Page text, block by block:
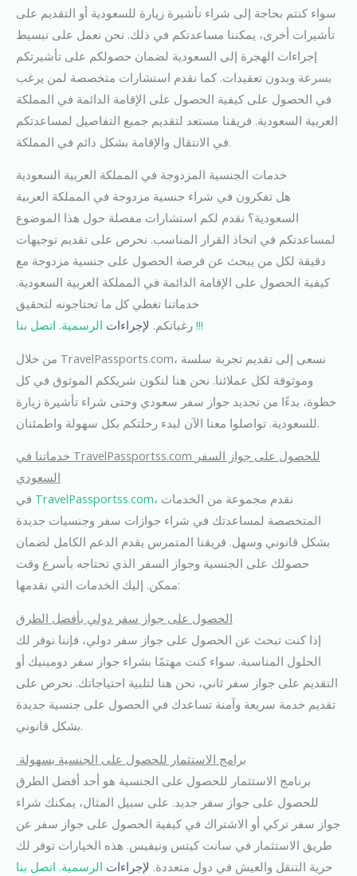
سواء كنتم بحاجة إلى شراء تأشيرة زيارة للسعودية أو التقديم على
تأشيرات أخرى، يمكننا مساعدتكم في ذلك. نحن نعمل على تبسيط
إجراءات الهجرة إلى السعودية لضمان حصولكم على تأشيرتكم
بسرعة وبدون تعقيدات. كما نقدم استشارات متخصصة لمن يرغب
في الحصول على كيفية الحصول على الإقامة الدائمة في المملكة
العربية السعودية. فريقنا مستعد لتقديم جميع التفاصيل لمساعدتكم
في الانتقال والإقامة بشكل دائم في المملكة.
خدمات الجنسية المزدوجة في المملكة العربية السعودية
هل تفكرون في شراء جنسية مزدوجة في المملكة العربية
السعودية؟ نقدم لكم استشارات مفصلة حول هذا الموضوع
لمساعدتكم في اتخاذ القرار المناسب. نحرص على تقديم توجيهات
دقيقة لكل من يبحث عن فرصة الحصول على جنسية مزدوجة مع
كيفية الحصول على الإقامة الدائمة في المملكة العربية السعودية.
خدماتنا تغطي كل ما تحتاجونه لتحقيق
رغباتكم. لإجراءات الرسمية. اتصل بنا !!!
من خلال TravelPassports.com، نسعى إلى تقديم تجربة سلسة
وموثوقة لكل عملائنا. نحن هنا لنكون شريككم الموثوق في كل
خطوة، بدءًا من تجديد جواز سفر سعودي وحتى شراء تأشيرة زيارة
للسعودية. تواصلوا معنا الآن لبدء رحلتكم بكل سهولة واطمئنان.
خدماتنا في TravelPassportss.com للحصول على جواز السفر
السعودي
TravelPassportss.com، نقدم مجموعة من الخدمات
المتخصصة لمساعدتك في شراء جوازات سفر وجنسيات جديدة
بشكل قانوني وسهل. فريقنا المتمرس يقدم الدعم الكامل لضمان
حصولك على الجنسية وجواز السفر الذي تحتاجه بأسرع وقت
ممكن. إليك الخدمات التي نقدمها:
الحصول على جواز سفر دولي بأفضل الطرق
إذا كنت تبحث عن الحصول على جواز سفر دولي، فإننا نوفر لك
الحلول المناسبة. سواء كنت مهتمًا بشراء جواز سفر دومينيك أو
التقديم على جواز سفر ثاني، نحن هنا لتلبية احتياجاتك. نحرص على
تقديم خدمة سريعة وآمنة تساعدك في الحصول على جنسية جديدة
بشكل قانوني.
برامج الاستثمار للحصول على الجنسية بسهولة
برنامج الاستثمار للحصول على الجنسية هو أحد أفضل الطرق
للحصول على جواز سفر جديد. على سبيل المثال، يمكنك شراء
جواز سفر تركي أو الاشتراك في كيفية الحصول على جواز سفر عن
طريق الاستثمار في سانت كيتس ونيفيس. هذه الخيارات توفر لك
حرية التنقل والعيش في دول متعددة. لإجراءات الرسمية. اتصل بنا